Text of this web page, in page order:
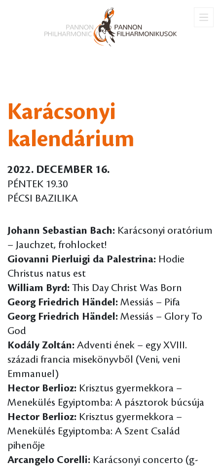
Karácsonyi
kalendárium
2022. DECEMBER 16.
PÉNTEK 19.30
PÉCSI BAZILIKA
Johann Sebastian Bach: Karácsonyi oratórium
– Jauchzet, frohlocket!
Giovanni Pierluigi da Palestrina: Hodie
Christus natus est
William Byrd: This Day Christ Was Born
Georg Friedrich Händel: Messiás – Pifa
Georg Friedrich Händel: Messiás – Glory To
God
Kodály Zoltán: Adventi ének – egy XVIII.
századi francia misekönyvből (Veni, veni
Emmanuel)
Hector Berlioz: Krisztus gyermekkora –
Menekülés Egyiptomba: A pásztorok búcsúja
Hector Berlioz: Krisztus gyermekkora –
Menekülés Egyiptomba: A Szent Család
pihenője
Arcangelo Corelli: Karácsonyi concerto (g-